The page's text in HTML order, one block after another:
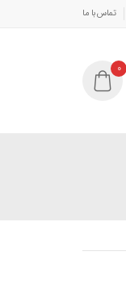
تماس با ما
0